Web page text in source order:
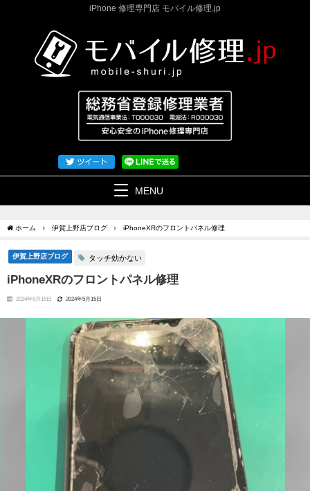
iPhone 修理専門店 モバイル修理.jp
MENU
ホーム 伊賀上野店ブログ iPhoneXRのフロントパネル修理
伊賀上野店ブログ タッチ効かない
iPhoneXRのフロントパネル修理
2024年5月15日 2024年5月15日